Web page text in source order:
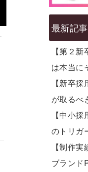
最新記
【第２
は本当に
【新卒
が取るべ
【中小
のトリガ
【制作
ブランド